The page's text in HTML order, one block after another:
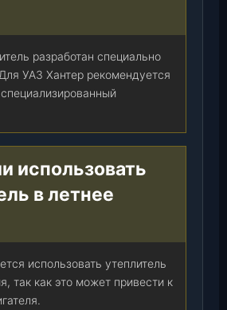
разработан специально
УАЗ Хантер рекомендуется
использовать
в летнее
использовать утеплитель
так как это может привести к